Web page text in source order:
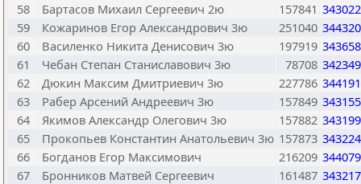
58
Бартасов Михаил Сергеевич 2ю 157841
59
Кожаринов Егор Александрович 3ю 251040
60
Василенко Никита Денисович 3ю 197919
61
Чебан Степан Станиславович 3ю 78708
62
Дюкин Максим Дмитриевич 3ю 227786
63
Рабер Арсений Андреевич 3ю 157849
64
Якимов Александр Олегович 3ю 157882
65
Прокопьев Константин Анатольевич 3ю 157873
66
Богданов Егор Максимович 216209
67
Бронников Матвей Сергеевич 161487